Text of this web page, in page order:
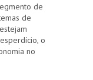
de
de
o
no